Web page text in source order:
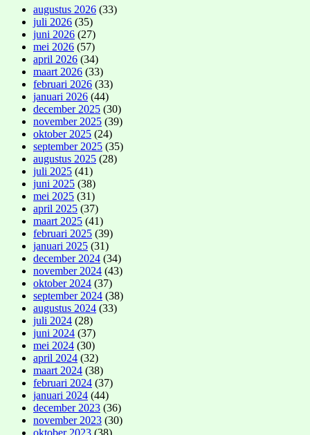
augustus 2026 (33)
juli 2026 (35)
juni 2026 (27)
mei 2026 (57)
april 2026 (34)
maart 2026 (33)
februari 2026 (33)
januari 2026 (44)
december 2025 (30)
november 2025 (39)
oktober 2025 (24)
september 2025 (35)
augustus 2025 (28)
juli 2025 (41)
juni 2025 (38)
mei 2025 (31)
april 2025 (37)
maart 2025 (41)
februari 2025 (39)
januari 2025 (31)
december 2024 (34)
november 2024 (43)
oktober 2024 (37)
september 2024 (38)
augustus 2024 (33)
juli 2024 (28)
juni 2024 (37)
mei 2024 (30)
april 2024 (32)
maart 2024 (38)
februari 2024 (37)
januari 2024 (44)
december 2023 (36)
november 2023 (30)
oktober 2023 (38)